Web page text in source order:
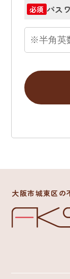
必須 パス
大阪市城東区の